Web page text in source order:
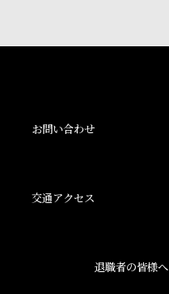
お問い合わせ
交通アクセス
退職者の皆様へ